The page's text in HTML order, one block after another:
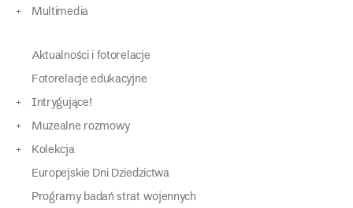
Multimedia
Aktualności i fotorelacje
Fotorelacje edukacyjne
Intrygujące!
Muzealne rozmowy
Kolekcja
Europejskie Dni Dziedzictwa
Programy badań strat wojennych